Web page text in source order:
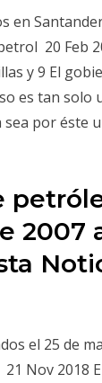
en
20 Feb
y 9 El
es tan solo
sea por éste
2007
el 25 de
Nov 2018